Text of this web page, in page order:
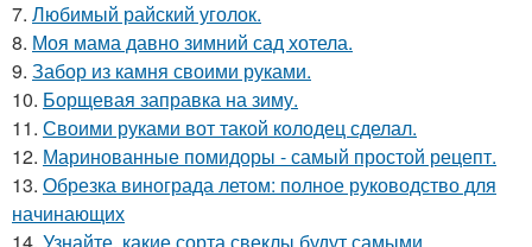
7. Любимый райский уголок.
8. Моя мама давно зимний сад хотела.
9. Забор из камня своими руками.
10. Борщевая заправка на зиму.
11. Своими руками вот такой колодец сделал.
12. Маринованные помидоры - самый простой рецепт.
13. Обрезка винограда летом: полное руководство для
начинающих